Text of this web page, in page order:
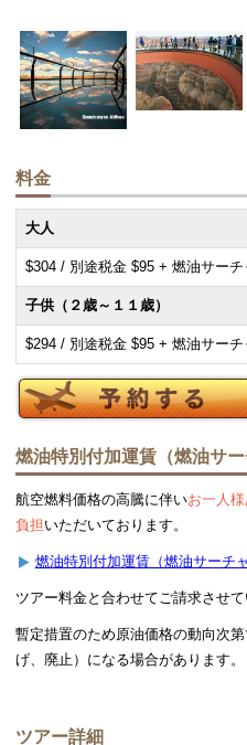
料金
大人
$304 / 別途税金 $95 + 燃油サー
子供（２歳～１１歳）
$294 / 別途税金 $95 + 燃油サー
燃油特別付加運賃（燃油サー
航空燃料価格の高騰に伴いお一人
負担いただいております。
燃油特別付加運賃（燃油サーチ
ツアー料金と合わせてご請求させて
暫定措置のため原油価格の動向次
げ、廃止）になる場合があります。
ツアー詳細